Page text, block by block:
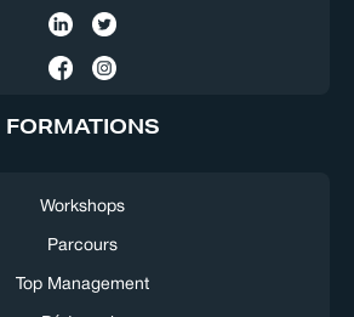
FORMATIONS
Workshops
Parcours
Top Management